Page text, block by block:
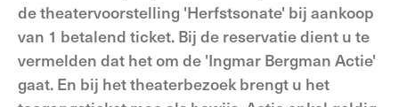
de theatervoorstelling 'Herfstsonate' bij aankoop
van 1 betalend ticket. Bij de reservatie dient u te
vermelden dat het om de 'Ingmar Bergman Actie'
gaat. En bij het theaterbezoek brengt u het